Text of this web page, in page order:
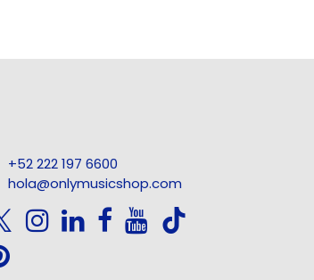
+52 222 197 6600
hola@onlymusicshop.com